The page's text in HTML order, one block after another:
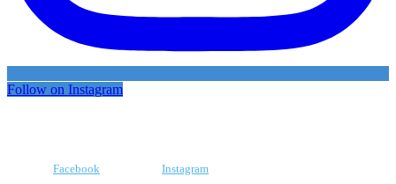
Follow on Instagram
Facebook Instagram